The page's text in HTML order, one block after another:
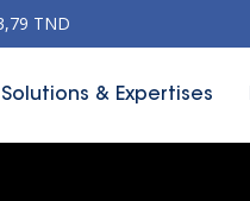
TND
Solutions & Expertises